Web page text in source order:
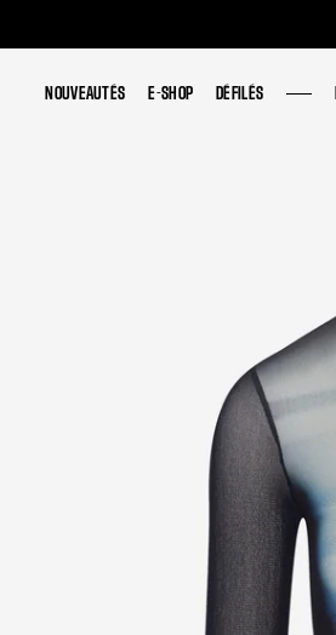
NOUVEAUTÉS E-SHOP DÉFILÉS
NOUVEAUTÉS E-SHOP DÉFILÉS